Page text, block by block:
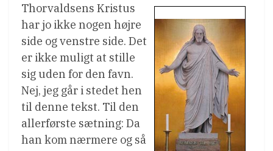
Thorvaldsens Kristus
har jo ikke nogen højre
side og venstre side. Det
er ikke muligt at stille
sig uden for den favn.
Nej, jeg går i stedet hen
til denne tekst. Til den
allerførste sætning: Da
han kom nærmere og så